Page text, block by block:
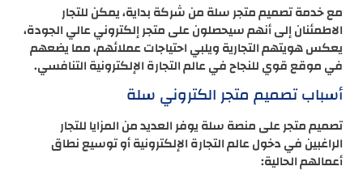
مع خدمة تصميم متجر سلة من شركة بداية، يمكن للتجار
الاطمئنان إلى أنهم سيحصلون على متجر إلكتروني عالي الجودة،
يعكس هويتهم التجارية ويلبي احتياجات عملائهم، مما يضعهم
في موقع قوي للنجاح في عالم التجارة الإلكترونية التنافسي.
أسباب تصميم متجر الكتروني سلة
تصميم متجر على منصة سلة يوفر العديد من المزايا للتجار
الراغبين في دخول عالم التجارة الإلكترونية أو توسيع نطاق
أعمالهم الحالية: